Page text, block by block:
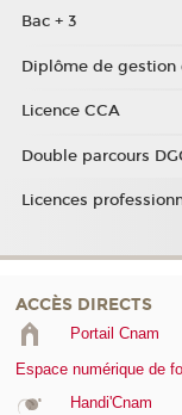
Bac + 3
Diplôme de gestion
Licence CCA
Double parcours
Licences
ACCÈS DIRECTS
Portail Cnam
Espace numérique de
Handi'Cnam